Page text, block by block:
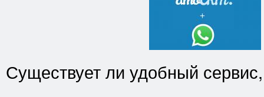
Существует ли удобный